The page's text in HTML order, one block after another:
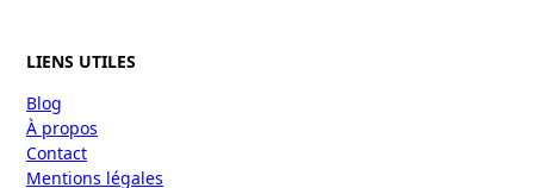
LIENS UTILES
Blog
À propos
Contact
Mentions légales